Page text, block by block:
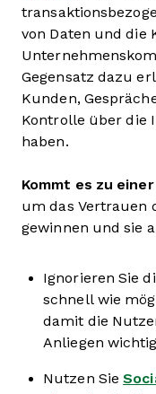
von Daten und die
Gegensatz dazu
Kunden,
Kontrolle über die
haben.
Kommt es zu
um das Vertrauen
gewinnen und sie
Ignorieren Sie
schnell wie
damit die
Anliegen
Nutzen Sie